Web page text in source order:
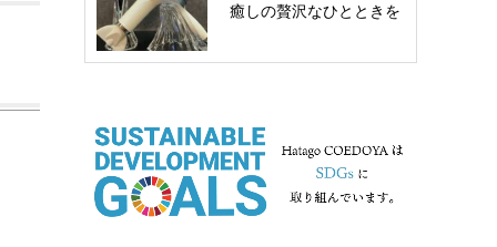
癒しの贅沢なひとときを